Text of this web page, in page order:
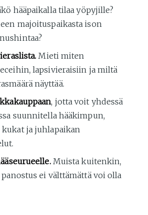
hääpaikalla tilaa yöpyjille?
majoituspaikasta ison
Mieti miten
lapsivieraisiin ja miltä
näyttää.
, jotta voit yhdessä
suunnitella hääkimpun,
kukat ja juhlapaikan
Muista kuitenkin,
ei välttämättä voi olla